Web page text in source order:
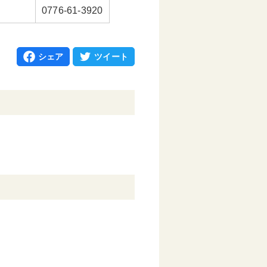
0776-61-3920
シェア ツイート